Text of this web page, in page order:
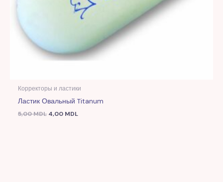
Корректоры и ластики
Ластик Овальный Titanum
5,00MDL 4,00 MDL